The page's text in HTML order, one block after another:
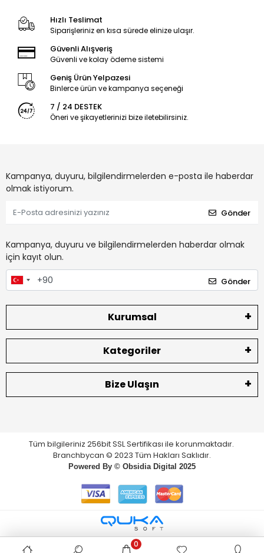
Hızlı Teslimat
Siparişleriniz en kısa sürede elinize ulaşır.
Güvenli Alışveriş
Güvenli ve kolay ödeme sistemi
Geniş Ürün Yelpazesi
Binlerce ürün ve kampanya seçeneği
7 / 24 DESTEK
Öneri ve şikayetlerinizi bize iletebilirsiniz.
Kampanya, duyuru, bilgilendirmelerden e-posta ile haberdar
olmak istiyorum.
Gönder
Kampanya, duyuru ve bilgilendirmelerden haberdar olmak
için kayıt olun.
Gönder
Kurumsal
Kategoriler
Bize Ulaşın
Tüm bilgileriniz 256bit SSL Sertifikası ile korunmaktadır.
Branchbycan © 2023 Tüm Hakları Saklıdır.
Powered By © Obsidia Digital 2025
0